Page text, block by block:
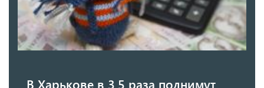
В Харькове в 3,5 раза поднимут